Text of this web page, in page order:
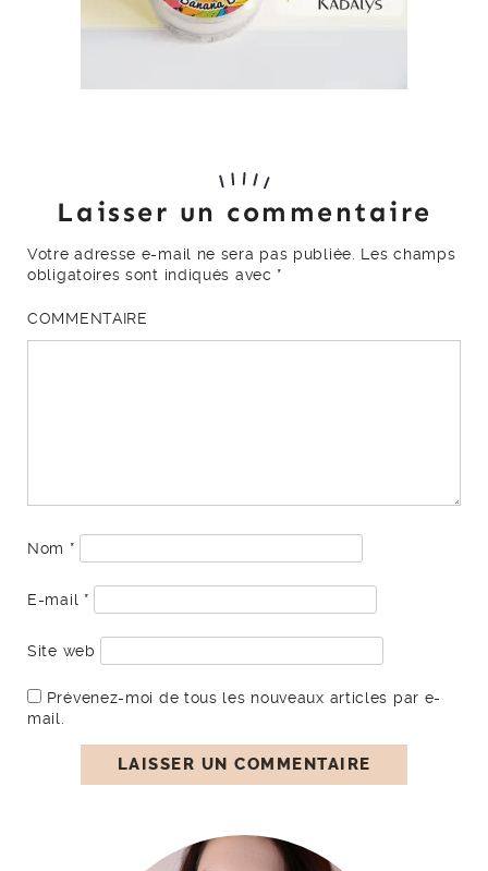
Laisser un commentaire
Votre adresse e-mail ne sera pas publiée.
Les champs
obligatoires sont indiqués avec *
COMMENTAIRE
Nom *
E-mail *
Site web
Prévenez-moi de tous les nouveaux articles par e-
mail.